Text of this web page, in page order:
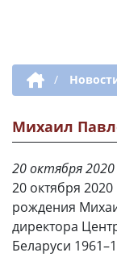
/
Михаил
20 октября 2020
20 октября
рождения
директора
Беларуси